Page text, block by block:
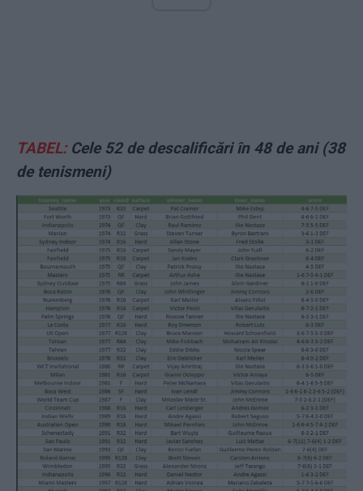
TABEL:Cele 52 de descalificări în 48 de ani (38
de tenismeni)